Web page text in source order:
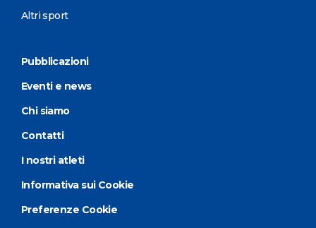
Altri sport
Pubblicazioni
Eventi e news
Chi siamo
Contatti
I nostri atleti
Informativa sui Cookie
Preferenze Cookie